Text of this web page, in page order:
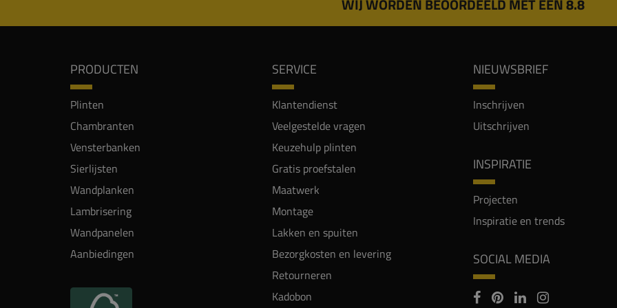
WIJ WORDEN BEOORDEELD MET EEN 8.8
PRODUCTEN
Plinten
Chambranten
Vensterbanken
Sierlijsten
Wandplanken
Lambrisering
Wandpanelen
Aanbiedingen
SERVICE
Klantendienst
Veelgestelde vragen
Keuzehulp plinten
Gratis proefstalen
Maatwerk
Montage
Lakken en spuiten
Bezorgkosten en levering
Retourneren
Kadobon
NIEUWSBRIEF
Inschrijven
Uitschrijven
INSPIRATIE
Projecten
Inspiratie en trends
SOCIAL MEDIA